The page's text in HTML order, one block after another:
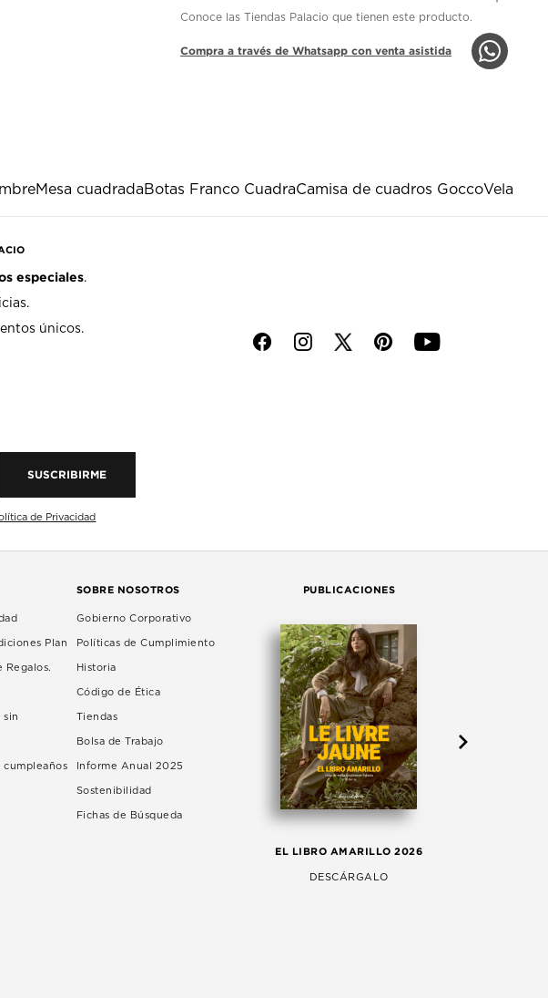
Conoce las Tiendas Palacio que tienen este producto.
Compra a través de Whatsapp con venta asistida
Mesa cuadradaBotas Franco CuadraCamisa de cuadros GoccoVela
especiales.
únicos.
SUSCRIBIRME
de Privacidad
f i p y
Plan
Regalos.
sin
cumpleaños
SOBRE NOSOTROS
Gobierno Corporativo
Políticas de Cumplimiento
Historia
Código de Ética
Tiendas
Bolsa de Trabajo
Informe Anual 2025
Sostenibilidad
Fichas de Búsqueda
PUBLICACIONES
EL LIBRO AMARILLO 2026
DESCÁRGALO